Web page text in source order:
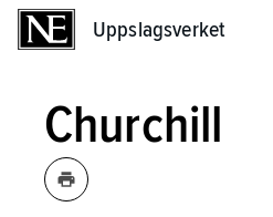
Uppslagsverket
Churchill